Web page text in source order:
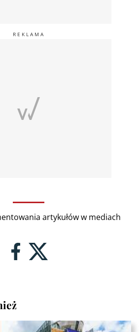
artykułów w mediach